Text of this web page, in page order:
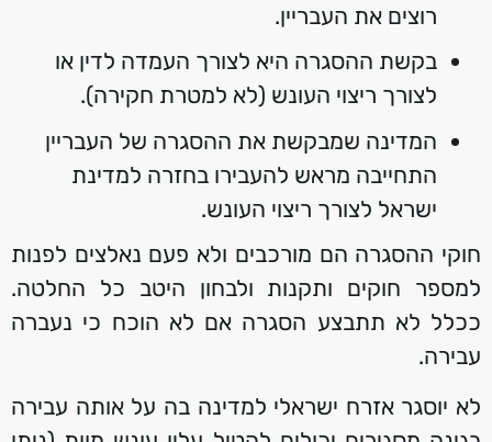
רוצים את העבריין.
בקשת ההסגרה היא לצורך העמדה לדין או
לצורך ריצוי העונש (לא למטרת חקירה).
המדינה שמבקשת את ההסגרה של העבריין
התחייבה מראש להעבירו בחזרה למדינת
ישראל לצורך ריצוי העונש.
חוקי ההסגרה הם מורכבים ולא פעם נאלצים לפנות
למספר חוקים ותקנות ולבחון היטב כל החלטה.
ככלל לא תתבצע הסגרה אם לא הוכח כי נעברה
עבירה.
לא יוסגר אזרח ישראלי למדינה בה על אותה עבירה